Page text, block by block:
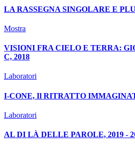
LA RASSEGNA SINGOLARE E
Mostra
VISIONI FRA CIELO E TERRA:
C, 2018
Laboratori
I-CONE, Il RITRATTO
Laboratori
AL DI LÀ DELLE PAROLE, 2019 -